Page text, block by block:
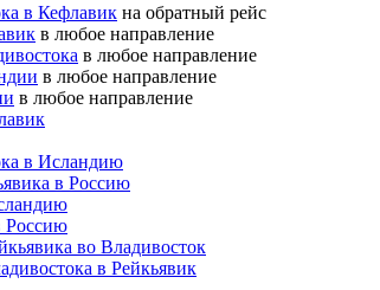
в Кефлавик на обратный рейс
в любое направление
в любое направление
в любое направление
в любое направление
в Исландию
в Россию
Россию
во Владивосток
в Рейкьявик